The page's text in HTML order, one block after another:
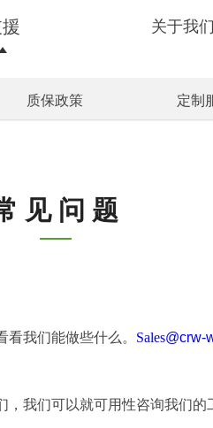
关于我们
质保政策 定制
见 问 题
我们能做些什么。 Sales@crw-
，我们可以就可用性咨询我们的